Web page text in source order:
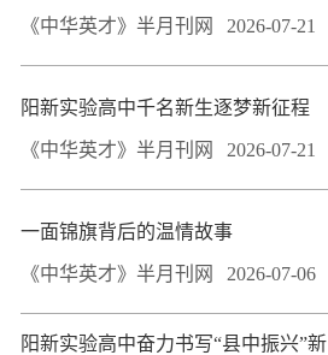
《中华英才》半月刊网 2026-07-21
阳新实验高中千名新生逐梦新征程
《中华英才》半月刊网 2026-07-21
一面锦旗背后的温情故事
《中华英才》半月刊网 2026-07-06
阳新实验高中奋力书写“县中振兴”新